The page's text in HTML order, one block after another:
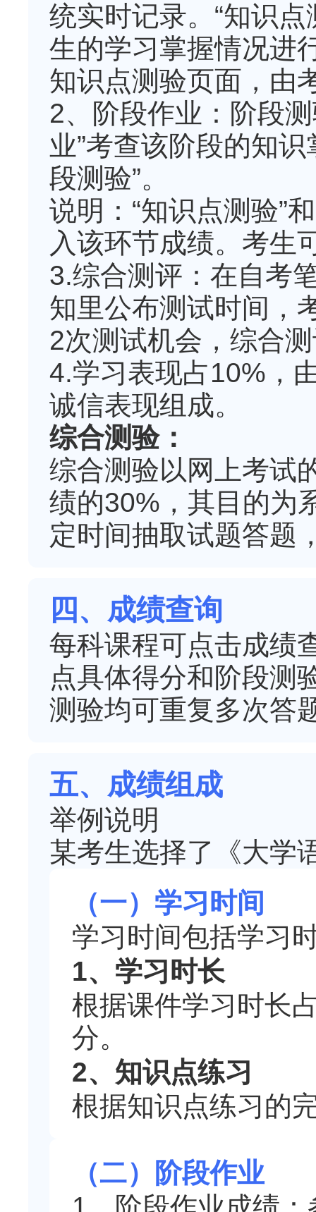
统实时记录。“知识
生的学习掌握情况进
知识点测验页面，由
2、阶段作业：阶段
业”考查该阶段的知
段测验”。
说明：“知识点测验”
入该环节成绩。考生
3.综合测评：在自考
知里公布测试时间，
2次测试机会，综合
4.学习表现占10%，
诚信表现组成。
综合测验：
综合测验以网上考试
绩的30%，其目的为
定时间抽取试题答题
四、成绩查询
每科课程可点击成绩
点具体得分和阶段测
测验均可重复多次答
五、成绩组成
举例说明
某考生选择了《大学
（一）学习时间
学习时间包括学习
1、学习时长
根据课件学习时长
分。
2、知识点练习
根据知识点练习的
（二）阶段作业